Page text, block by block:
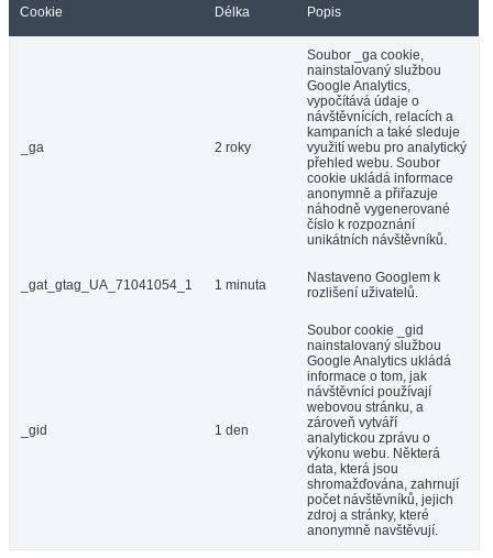
Cookie Délka Popis
_ga 2 roky
Soubor _ga cookie,
nainstalovaný službou
Google Analytics,
vypočítává údaje o
návštěvnících, relacích a
kampaních a také sleduje
využití webu pro analytický
přehled webu. Soubor
cookie ukládá informace
anonymně a přiřazuje
náhodně vygenerované
číslo k rozpoznání
unikátních návštěvníků.
_gat_gtag_UA_71041054_1 1 minuta
Nastaveno Googlem k
rozlišení uživatelů.
_gid 1 den
Soubor cookie _gid
nainstalovaný službou
Google Analytics ukládá
informace o tom, jak
návštěvníci používají
webovou stránku, a
zároveň vytváří
analytickou zprávu o
výkonu webu. Některá
data, která jsou
shromažďována, zahrnují
počet návštěvníků, jejich
zdroj a stránky, které
anonymně navštěvují.